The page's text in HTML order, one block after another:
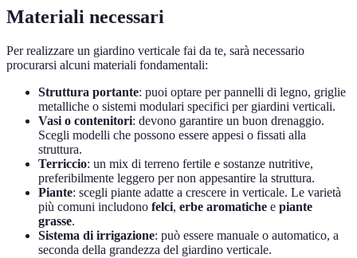
Materiali necessari
Per realizzare un giardino verticale fai da te, sarà necessario
procurarsi alcuni materiali fondamentali:
Struttura portante: puoi optare per pannelli di legno, griglie
metalliche o sistemi modulari specifici per giardini verticali.
Vasi o contenitori: devono garantire un buon drenaggio.
Scegli modelli che possono essere appesi o fissati alla
struttura.
Terriccio: un mix di terreno fertile e sostanze nutritive,
preferibilmente leggero per non appesantire la struttura.
Piante: scegli piante adatte a crescere in verticale. Le varietà
più comuni includono felci, erbe aromatiche e piante
grasse.
Sistema di irrigazione: può essere manuale o automatico, a
seconda della grandezza del giardino verticale.